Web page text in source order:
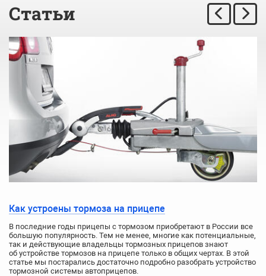
Статьи
Как устроены тормоза на прицепе
В последние годы прицепы с тормозом приобретают в России все
большую популярность. Тем не менее, многие как потенциальные,
так и действующие владельцы тормозных прицепов знают
об устройстве тормозов на прицепе только в общих чертах. В этой
статье мы постарались достаточно подробно разобрать устройство
тормозной системы автоприцепов.